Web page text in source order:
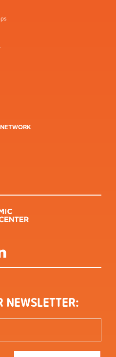
NEWSLETTER: